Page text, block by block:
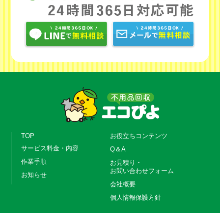
TOP
サービス料金・内容
作業手順
お知らせ
お役立ちコンテンツ
Q＆A
お見積り・
お問い合わせフォーム
会社概要
個人情報保護方針